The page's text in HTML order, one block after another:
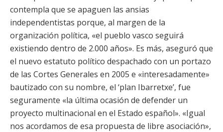
contempla que se apaguen las ansias
independentistas porque, al margen de la
organización política, «el pueblo vasco seguirá
existiendo dentro de 2.000 años». Es más, aseguró que
el nuevo estatuto político despachado con un portazo
de las Cortes Generales en 2005 e «interesadamente»
bautizado con su nombre, el ‘plan Ibarretxe’, fue
seguramente «la última ocasión de defender un
proyecto multinacional en el Estado español». «Igual
nos acordamos de esa propuesta de libre asociación»,